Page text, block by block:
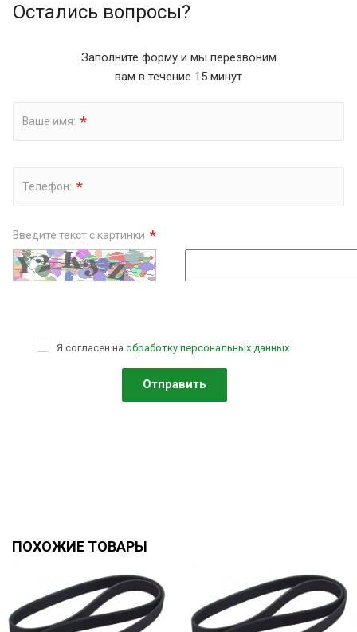
Остались вопросы?
Заполните форму и мы перезвоним
вам в течение 15 минут
Ваше имя: *
Телефон: *
Введите текст с картинки *
Я согласен на обработку персональных данных
ПОХОЖИЕ ТОВАРЫ